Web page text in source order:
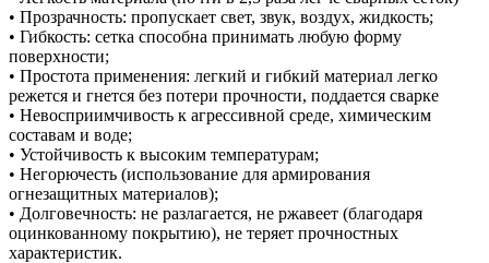
• Прозрачность: пропускает свет, звук, воздух, жидкость;
• Гибкость: сетка способна принимать любую форму
поверхности;
• Простота применения: легкий и гибкий материал легко
режется и гнется без потери прочности, поддается сварке
• Невосприимчивость к агрессивной среде, химическим
составам и воде;
• Устойчивость к высоким температурам;
• Негорючесть (использование для армирования
огнезащитных материалов);
• Долговечность: не разлагается, не ржавеет (благодаря
оцинкованному покрытию), не теряет прочностных
характеристик.